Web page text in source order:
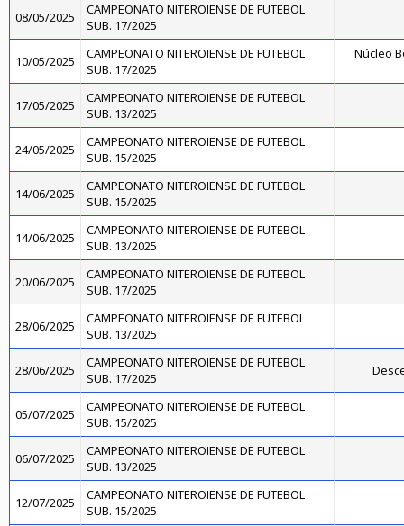
08/05/2025
CAMPEONATO NITEROIENSE DE FUTEBOL
SUB. 17/2025
10/05/2025
CAMPEONATO NITEROIENSE DE FUTEBOL
SUB. 17/2025
Núcleo
17/05/2025
CAMPEONATO NITEROIENSE DE FUTEBOL
SUB. 13/2025
24/05/2025
CAMPEONATO NITEROIENSE DE FUTEBOL
SUB. 15/2025
14/06/2025
CAMPEONATO NITEROIENSE DE FUTEBOL
SUB. 15/2025
14/06/2025
CAMPEONATO NITEROIENSE DE FUTEBOL
SUB. 13/2025
20/06/2025
CAMPEONATO NITEROIENSE DE FUTEBOL
SUB. 17/2025
28/06/2025
CAMPEONATO NITEROIENSE DE FUTEBOL
SUB. 13/2025
28/06/2025
CAMPEONATO NITEROIENSE DE FUTEBOL
SUB. 17/2025
05/07/2025
CAMPEONATO NITEROIENSE DE FUTEBOL
SUB. 15/2025
06/07/2025
CAMPEONATO NITEROIENSE DE FUTEBOL
SUB. 13/2025
12/07/2025
CAMPEONATO NITEROIENSE DE FUTEBOL
SUB. 15/2025